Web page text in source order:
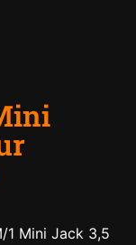
1 Mini Jack 3,5